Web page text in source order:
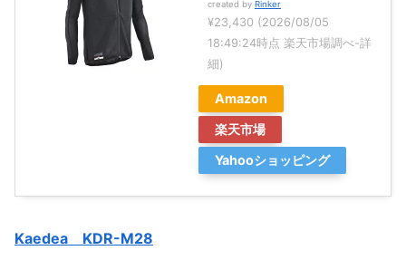
created by Rinker
¥23,430 (2026/08/05
18:49:24時点 楽天市場調べ-詳
細)
Amazon
楽天市場
Yahooショッピング
Kaedea KDR-M28